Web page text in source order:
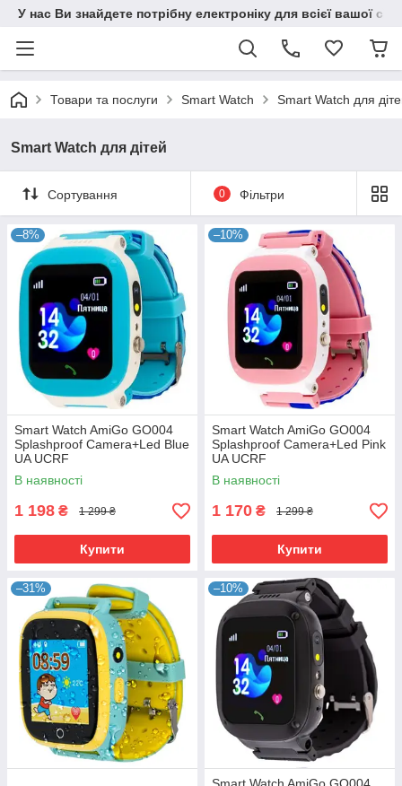
У нас Ви знайдете потрібну електроніку для всієї вашої
Товари та послуги Smart Watch Smart Watch для
Smart Watch для дітей
Сортування 0 Фільтри
–8%
Smart Watch AmiGo GO004
Splashproof Camera+Led Blue
UA UCRF
В наявності
1 198 ₴ 1 299 ₴
Купити
–10%
Smart Watch AmiGo GO004
Splashproof Camera+Led Pink
UA UCRF
В наявності
1 170 ₴ 1 299 ₴
Купити
–31% –10%